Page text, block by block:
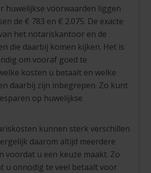
huwelijkse voorwaarden liggen
de € 783 en € 2.075. De exacte
het notariskantoor en de
die daarbij komen kijken. Het is
om vooraf goed te
kosten u betaalt en welke
daarbij zijn inbegrepen. Zo kunt
op huwelijkse
kunnen sterk verschillen
daarom altijd meerdere
voordat u een keuze maakt. Zo
u onnodig te veel betaalt voor